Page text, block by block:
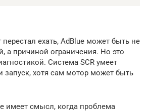
перестал ехать, AdBlue может быть не
а причиной ограничения. Но это
Система SCR умеет
запуск, хотя сам мотор может быть
имеет смысл, когда проблема